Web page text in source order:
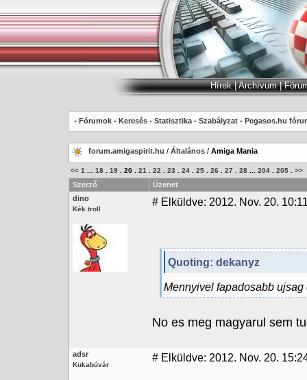
Hírek|Archívum|
- Fórumok - Keresés - Statisztika - Szabályzat - Pegasos.hu
forum.amigaspirit.hu / Általános / Amiga Mania
<< 1 18 19 20 21 22 23 24 25 26 27 28 204 205 >>
Szerző
Üzenet
dino
Kék troll
# Elküldve: 2012. Nov. 20.
Quoting: dekanyz
Mennyivel fapadosabb
No es meg magyarul sem
adsr
Kukabúvár
# Elküldve: 2012. Nov. 20.